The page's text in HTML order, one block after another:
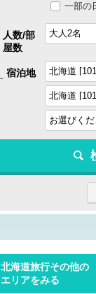
一部の
人数/部
屋数
宿泊地
北海道旅行その他の
エリアをみる